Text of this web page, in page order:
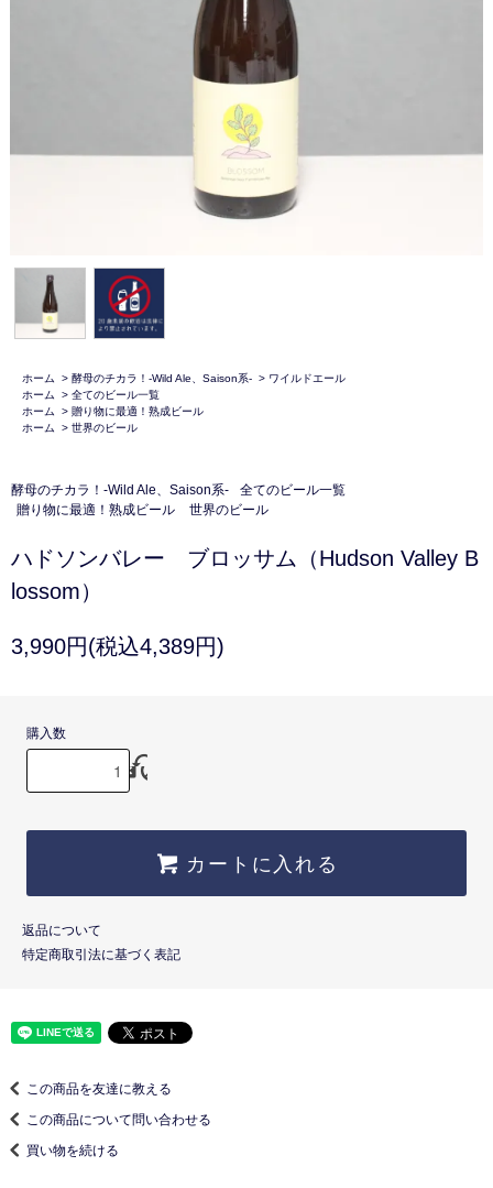
ホーム > 酵母のチカラ！-Wild Ale、Saison系- > ワイルドエール
ホーム
> 全てのビール一覧
ホーム
> 贈り物に最適！熟成ビール
ホーム
> 世界のビール
酵母のチカラ！-Wild Ale、Saison系-
全てのビール一覧
贈り物に最適！熟成ビール
世界のビール
ハドソンバレー ブロッサム（Hudson Valley B
lossom）
3,990円(税込4,389円)
購入数
カートに入れる
返品について
特定商取引法に基づく表記
この商品を友達に教える
この商品について問い合わせる
買い物を続ける